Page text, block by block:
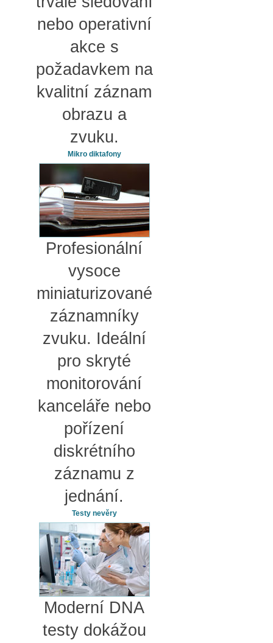
nebo operativní
akce s
požadavkem na
kvalitní záznam
obrazu a
zvuku.
Mikro diktafony
Profesionální
vysoce
miniaturizované
záznamníky
zvuku. Ideální
pro skryté
monitorování
kanceláře nebo
pořízení
diskrétního
záznamu z
jednání.
Testy nevěry
Moderní DNA
testy dokážou